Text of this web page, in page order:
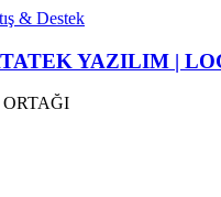
YAZILIM |